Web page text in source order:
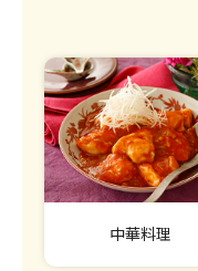
中華料理